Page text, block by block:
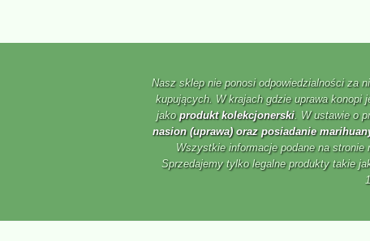
Nasz sklep nie ponosi odpowiedzialności za
kupujących. W krajach gdzie uprawa konopi
jakoprodukt kolekcjonerski. W ustawie o
nasion (uprawa) oraz posiadanie
Wszystkie informacje podane na stronie
Sprzedajemy tylko legalne produkty takie